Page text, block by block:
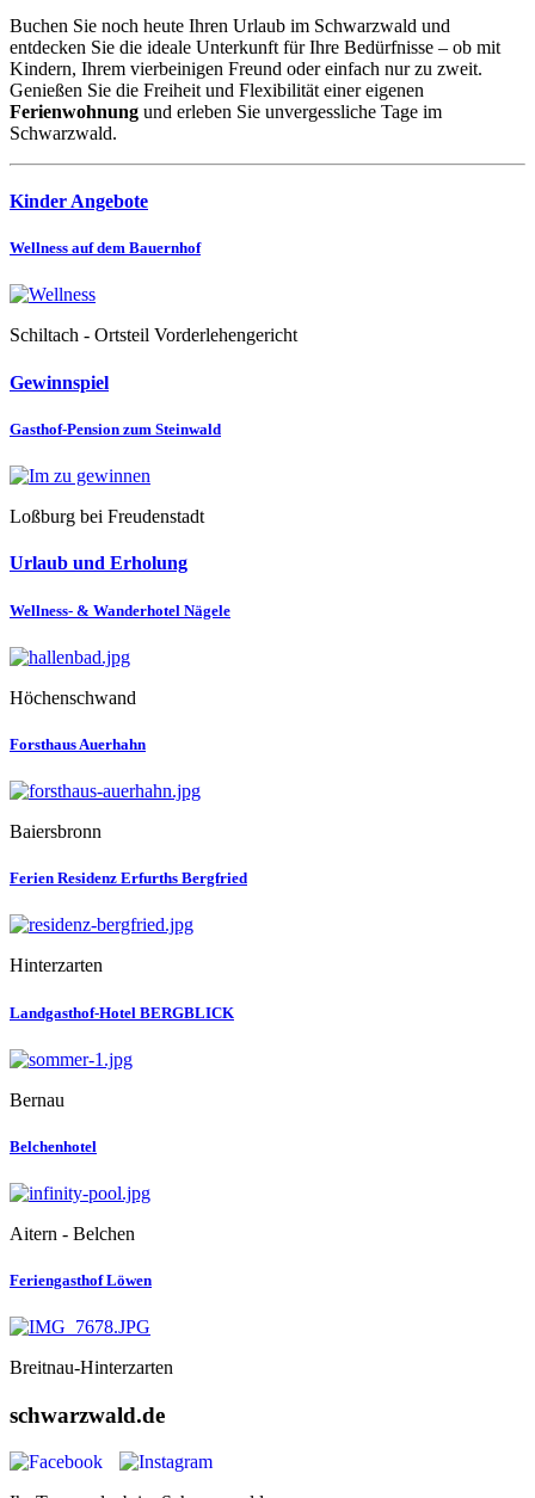
Buchen Sie noch heute Ihren Urlaub im Schwarzwald und
entdecken Sie die ideale Unterkunft für Ihre Bedürfnisse – ob mit
Kindern, Ihrem vierbeinigen Freund oder einfach nur zu zweit.
Genießen Sie die Freiheit und Flexibilität einer eigenen
Ferienwohnung und erleben Sie unvergessliche Tage im
Schwarzwald.
Kinder Angebote
Wellness auf dem Bauernhof
Schiltach - Ortsteil Vorderlehengericht
Gewinnspiel
Gasthof-Pension zum Steinwald
Loßburg bei Freudenstadt
Urlaub und Erholung
Wellness- & Wanderhotel Nägele
Höchenschwand
Forsthaus Auerhahn
Baiersbronn
Ferien Residenz Erfurths Bergfried
Hinterzarten
Landgasthof-Hotel BERGBLICK
Bernau
Belchenhotel
Aitern - Belchen
Feriengasthof Löwen
Breitnau-Hinterzarten
schwarzwald.de